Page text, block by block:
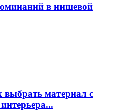
в нишевой
материал с